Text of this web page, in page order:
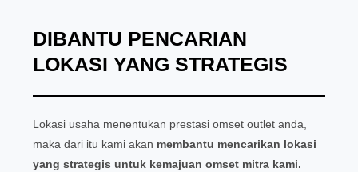
DIBANTU PENCARIAN
LOKASI YANG STRATEGIS
Lokasi usaha menentukan prestasi omset outlet anda,
maka dari itu kami akan membantu mencarikan lokasi
yang strategis untuk kemajuan omset mitra kami.